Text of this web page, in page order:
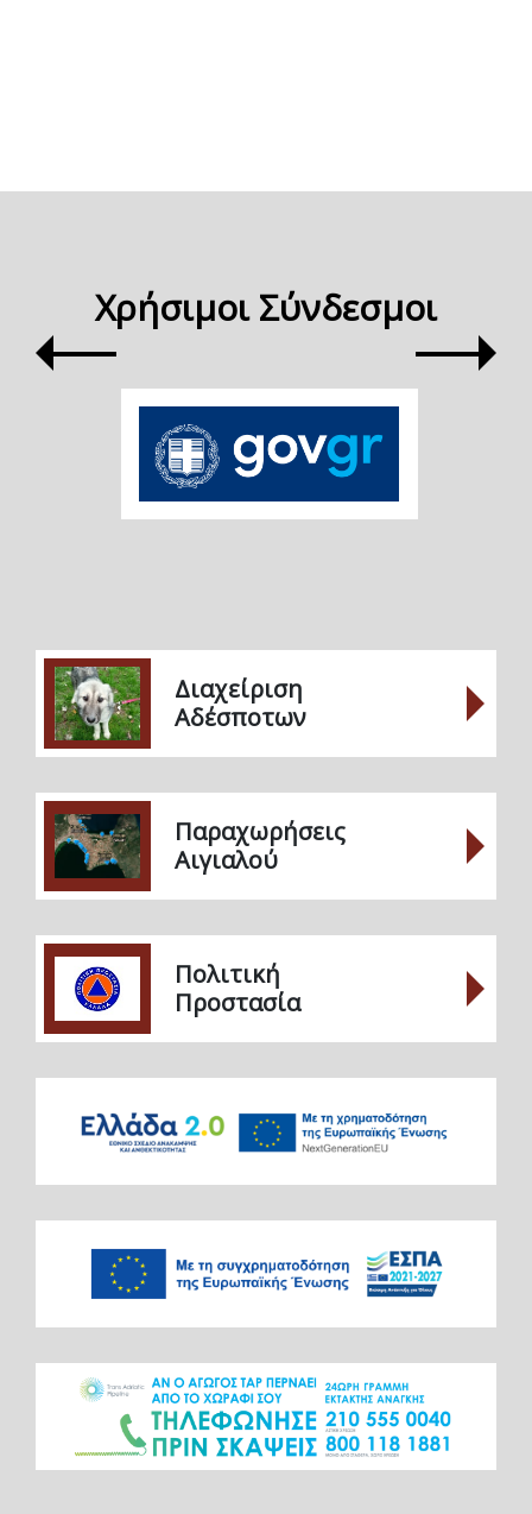
Χρήσιμοι Σύνδεσμοι
Διαχείριση
Αδέσποτων
Παραχωρήσεις
Αιγιαλού
Πολιτική
Προστασία